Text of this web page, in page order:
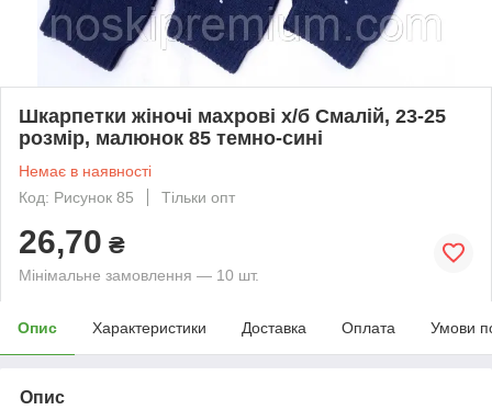
Шкарпетки жіночі махрові х/б Смалій, 23-25
розмір, малюнок 85 темно-сині
Немає в наявності
Код: Рисунок 85
Тільки опт
26,70 ₴
Мінімальне замовлення — 10 шт.
Опис Характеристики Доставка Оплата Умови
Опис